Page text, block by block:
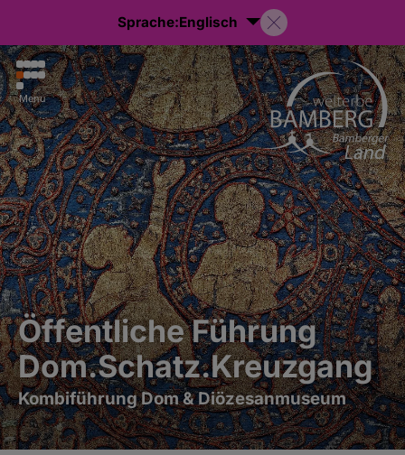
Sprache:Englisch
Menu
Öffentliche Führung
Dom.Schatz.Kreuzgang
Kombiführung Dom & Diözesanmuseum